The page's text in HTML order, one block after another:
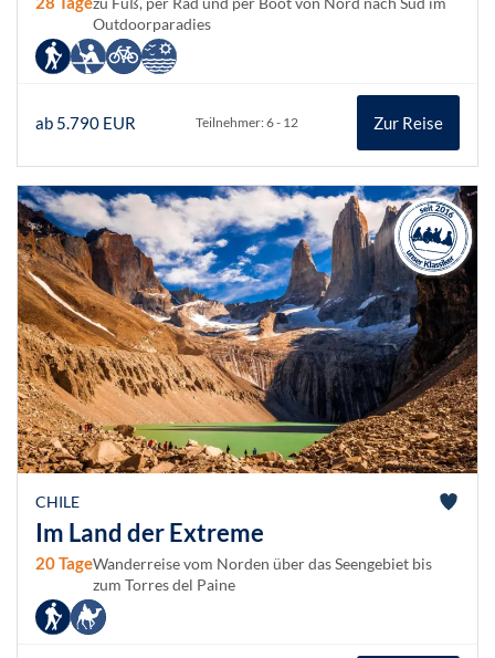
Outdoorparadies
ab 5.790 EUR Teilnehmer: 6 - 12 Zur Reise
CHILE
Im Land der Extreme
20 TageWanderreise vom Norden über das Seengebiet bis
zum Torres del Paine